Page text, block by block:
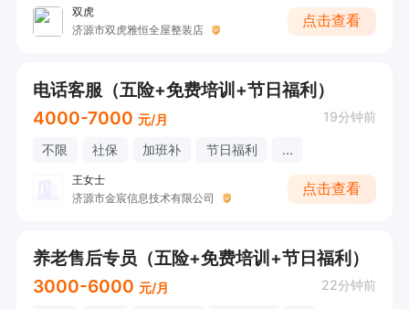
双虎
济源市双虎雅恒全屋整装店
点击查看
电话客服（五险+免费培训+节日福利）
4000-7000 元/月 19分钟前
不限 社保 加班补 节日福利 ...
王女士
济源市金宸信息技术有限公司
点击查看
养老售后专员（五险+免费培训+节日福利）
3000-6000 元/月 22分钟前